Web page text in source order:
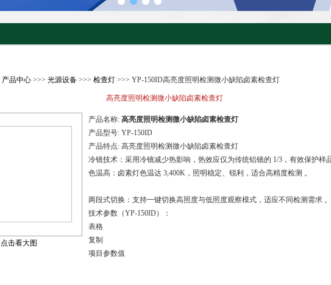
产品中心>>> 光源设备>>> 检查灯>>> YP-150ID高亮度照明检测微小缺陷卤素检查灯
高亮度照明检测微小缺陷卤素检查灯
点击看大图
产品名称: 高亮度照明检测微小缺陷卤素检查灯
产品型号: YP-150ID
产品特点: 高亮度照明检测微小缺陷卤素检查灯
冷镜技术：采用冷镜减少热影响，热效应仅为传统铝镜的 1/3，有效保护样
色温高：卤素灯色温达 3,400K，照明稳定、锐利，适合高精度检测 。
两段式切换：支持一键切换高照度与低照度观察模式，适应不同检测需求 。
技术参数（YP-150ID）：
表格
复制
项目参数值